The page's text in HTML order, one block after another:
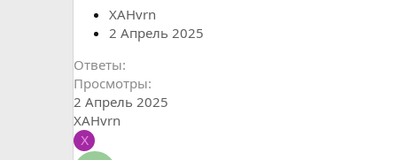
XAHvrn
2 Апрель 2025
Ответы
Просмотры
2 Апрель 2025
XAHvrn
X